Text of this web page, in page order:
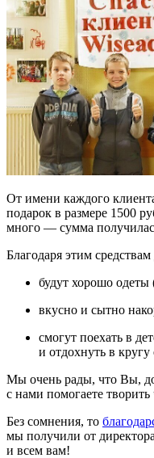
От имени каждого
подарок в размере 1500
много — сумма
Благодаря этим средствам
будут хорошо одеты
вкусно и сытно
смогут поехать в
и отдохнуть в кругу
Мы очень рады, что Вы,
с нами помогаете творить
Без сомнения, то
мы получили от
и всем вам!